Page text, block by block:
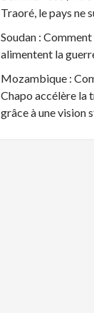
Traoré, le pays ne
Soudan :
alimentent la
Mozambique :
Chapo accélère la
grâce à une vision